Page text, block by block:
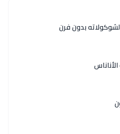
بدون فرن